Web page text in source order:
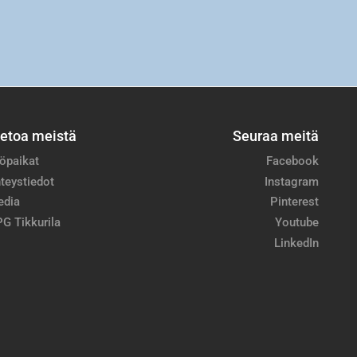
meistä
Tikkurila
Seuraa meitä
Facebook
Instagram
Pinterest
Youtube
LinkedIn